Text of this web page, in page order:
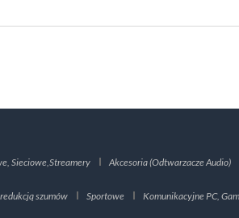
Sieciowe,Streamery Akcesoria (Odtwarzacze Audio)
szumów Sportowe Komunikacyjne PC,